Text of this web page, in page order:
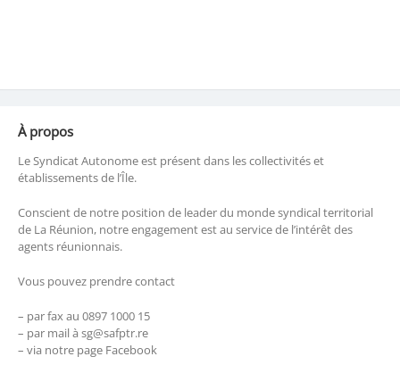
À propos
Le Syndicat Autonome est présent dans les collectivités et
établissements de l’Île.
Conscient de notre position de leader du monde syndical territorial
de La Réunion, notre engagement est au service de l’intérêt des
agents réunionnais.
Vous pouvez prendre contact
– par fax au 0897 1000 15
– par mail à sg@safptr.re
– via notre page Facebook